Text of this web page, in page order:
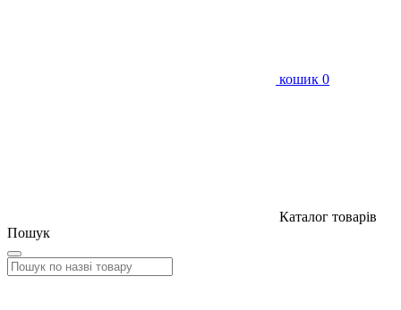
кошик 0
Каталог товарів
Пошук